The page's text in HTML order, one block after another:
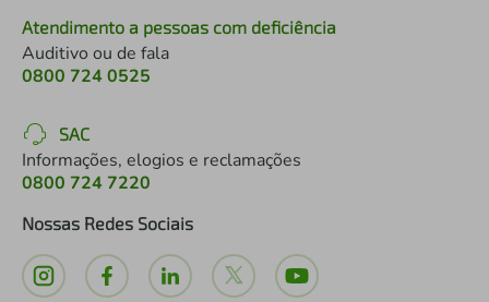
Atendimento a pessoas com deficiência
Auditivo ou de fala
0800 724 0525
SAC
Informações, elogios e reclamações
0800 724 7220
Nossas Redes Sociais